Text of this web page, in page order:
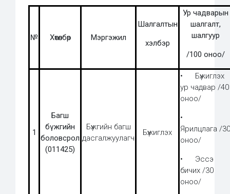
№ Хөтөлбөр Мэргэжил
Шалгалтын
хэлбэр
Ур чадварын
шалгалт,
шалгуур
/100 оноо/
1
Багш
бүжгийн
боловсрол
(011425)
Бүжгийн багш
дасгалжуулагч
Бүжиглэх
• Бүжиглэх
ур чадвар /40
оноо/
•
Ярилцлага /30
оноо/
• Эссэ
бичих /30
оноо/